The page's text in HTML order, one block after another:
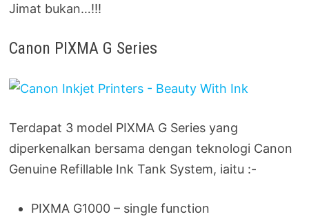
Jimat bukan…!!!
Canon PIXMA G Series
Terdapat 3 model PIXMA G Series yang
diperkenalkan bersama dengan teknologi Canon
Genuine Refillable Ink Tank System, iaitu :-
PIXMA G1000 – single function